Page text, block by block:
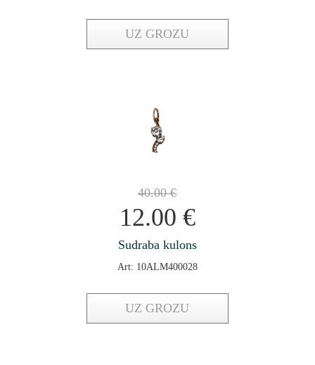
UZ GROZU
40.00€
12.00 €
Sudraba kulons
Art: 10ALM400028
UZ GROZU